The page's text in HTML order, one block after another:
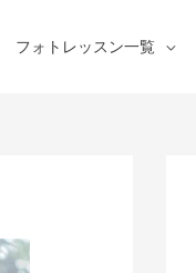
フォトレッスン一覧